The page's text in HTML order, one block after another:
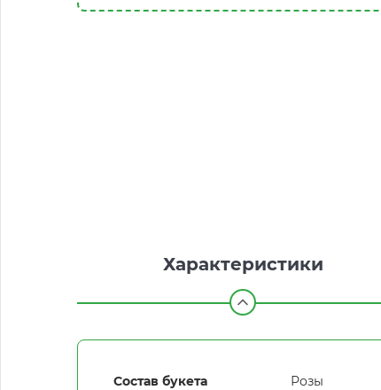
Характеристики
Состав букета Розы